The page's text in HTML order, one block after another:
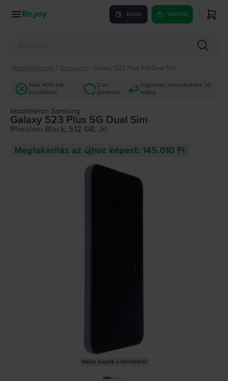
Eladás Vásárlás
Mobiltelefonok Samsung Galaxy S23 Plus 5G Dual Sim
Akár 40%-kal
olcsóbban
2 év
garancia
Ingyenes visszaküldés 30
napig
Mobiltelefon Samsung
Galaxy S23 Plus 5G Dual Sim
Phantom Black, 512 GB, Jó
Megtakarítás az újhoz képest: 145.010 Ft
Valós képek a termékről